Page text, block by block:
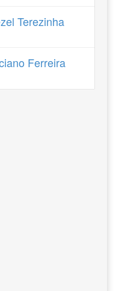
Terezinha
Ferreira